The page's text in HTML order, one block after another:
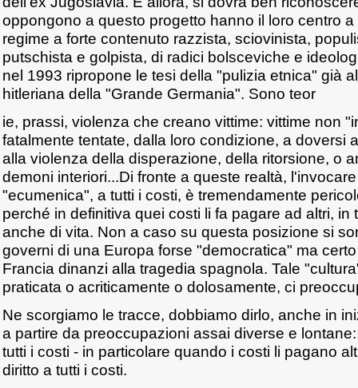
oppongono a questo progetto hanno il loro centro
regime a forte contenuto razzista, sciovinista,
putschista e golpista, di radici bolsceviche e
nel 1993 ripropone le tesi della "pulizia etnica" già
hitleriana della "Grande Germania". Sono teor
ie, prassi, violenza che creano vittime: vittime non
fatalmente tentate, dalla loro condizione, a doversi
alla violenza della disperazione, della ritorsione, o
demoni interiori...Di fronte a queste realtà,
"ecumenica", a tutti i costi, è tremendamente
perché in definitiva quei costi li fa pagare ad altri, in
anche di vita. Non a caso su questa posizione si
governi di una Europa forse "democratica" ma
Francia dinanzi alla tragedia spagnola. Tale
praticata o acriticamente o dolosamente, ci
Ne scorgiamo le tracce, dobbiamo dirlo, anche in
a partire da preoccupazioni assai diverse e
tutti i costi - in particolare quando i costi li pagano
diritto a tutti i costi.